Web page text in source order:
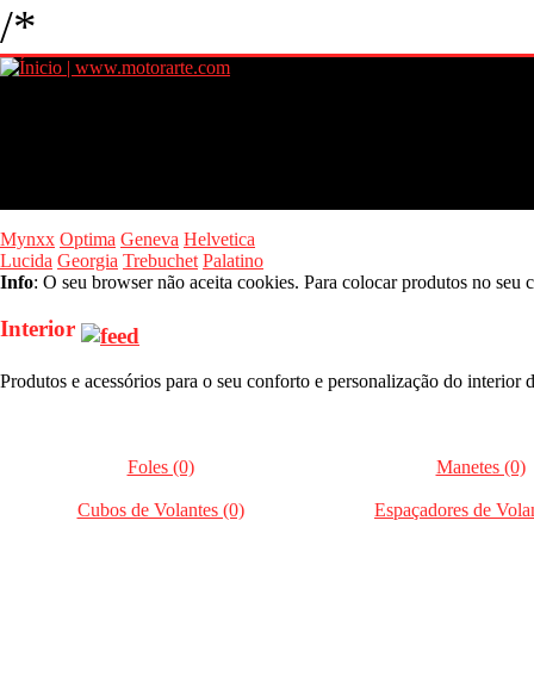
/*
Mynxx Optima Geneva Helvetica
Lucida Georgia Trebuchet Palatino
Info: O seu browser não aceita cookies. Para colocar produtos no
Interior
Produtos e acessórios para o seu conforto e personalização do
Foles (0) Manetes (0)
Cubos de Volantes (0) Espaçadores de